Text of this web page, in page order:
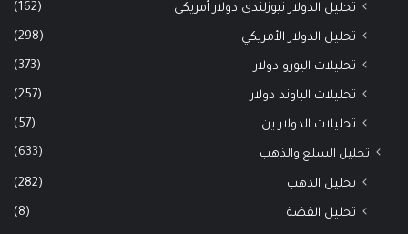
تحليل الدولار نيوزلندي دولار أمريكي (162)
تحليل الدولار الأمريكي (298)
تحليلات اليورو دولار (373)
تحليلات الباوند دولار (257)
تحليلات الدولار ين (57)
تحليل السلع والذهب (633)
تحليل الذهب (282)
تحليل الفضة (8)